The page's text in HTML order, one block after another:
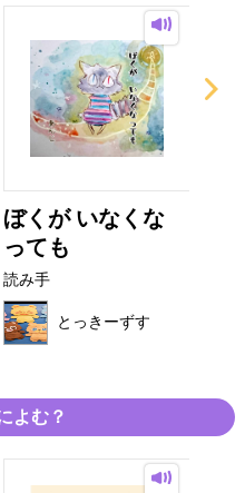
ぼくが いなくな
っても
読み手
とっきーずす
よむ？